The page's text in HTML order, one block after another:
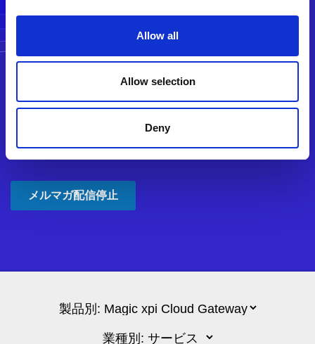
Allow all
Allow selection
Deny